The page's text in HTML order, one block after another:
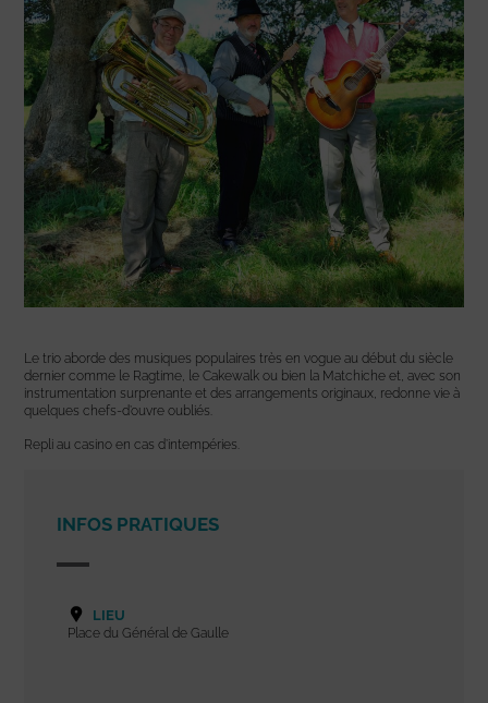
Le trio aborde des musiques populaires très en vogue au début du siècle
dernier comme le Ragtime, le Cakewalk ou bien la Matchiche et, avec son
instrumentation surprenante et des arrangements originaux, redonne vie à
quelques chefs-d’ouvre oubliés.
Repli au casino en cas d’intempéries.
INFOS PRATIQUES
LIEU
Place du Général de Gaulle